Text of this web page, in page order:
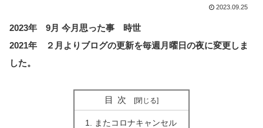
2023.09.25
2023年 9月 今月思った事 時世
2021年 ２月よりブログの更新を毎週月曜日の夜に変更しま
した。
目次
またコロナキャンセル